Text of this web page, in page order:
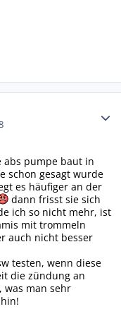
abs pumpe baut in
schon gesagt wurde
es häufiger an der
dann frisst sie sich
ich so nicht mehr, ist
mit trommeln
auch nicht besser
testen, wenn diese
die zündung an
man sehr